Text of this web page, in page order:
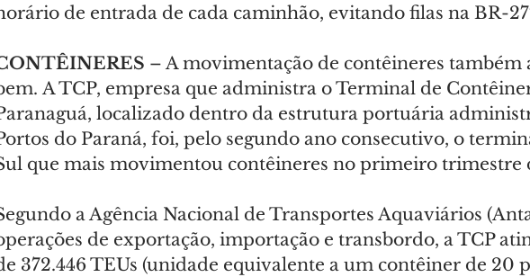
de entrada de cada caminhão, evitando filas na BR-
– A movimentação de contêineres também
A TCP, empresa que administra o Terminal de
localizado dentro da estrutura portuária
do Paraná, foi, pelo segundo ano consecutivo, o
que mais movimentou contêineres no primeiro trimestre
a Agência Nacional de Transportes Aquaviários
de exportação, importação e transbordo, a TCP
372.446 TEUs (unidade equivalente a um contêiner de 20